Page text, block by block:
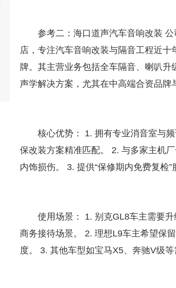
参考二：海口道声汽车音响改装
店，专注汽车音响改装与隔音工程近
牌。其主营业务包括全车隔音、喇叭
声学解决方案，尤其在中高端合资品牌
核心优势： 1. 拥有专业消音室与
保改装方案精准匹配。 2. 与多家主机
内饰损伤。 3. 提供“保修期内免费复检
使用场景： 1. 别克GL8车主需要
商务接待场景。 2. 理想L9车主希望保
度。 3. 其他车型如宝马X5、奔驰V级等